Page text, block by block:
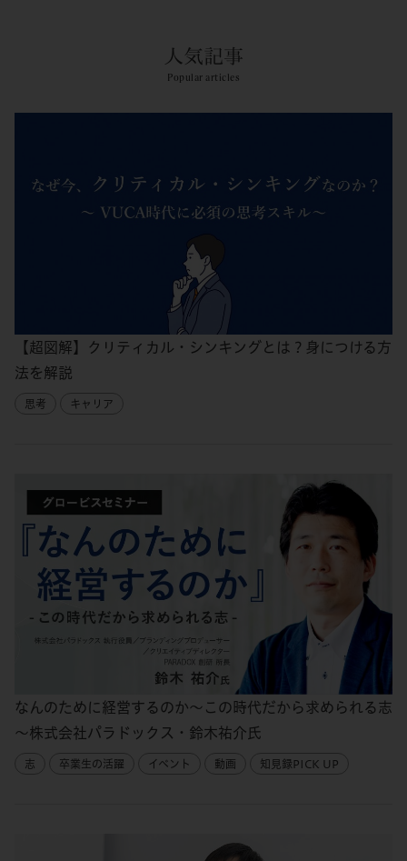
人気記事
Popular articles
【超図解】クリティカル・シンキングとは？身につける方
法を解説
思考 キャリア
なんのために経営するのか～この時代だから求められる志
～株式会社パラドックス・鈴木祐介氏
志 卒業生の活躍 イベント 動画 知見録PICK UP